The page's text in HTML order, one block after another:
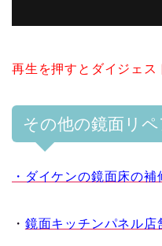
再生を押すとダイジェス
その他の鏡面リ
・ダイケンの鏡面床の補
・ 鏡面キッチンパネル店